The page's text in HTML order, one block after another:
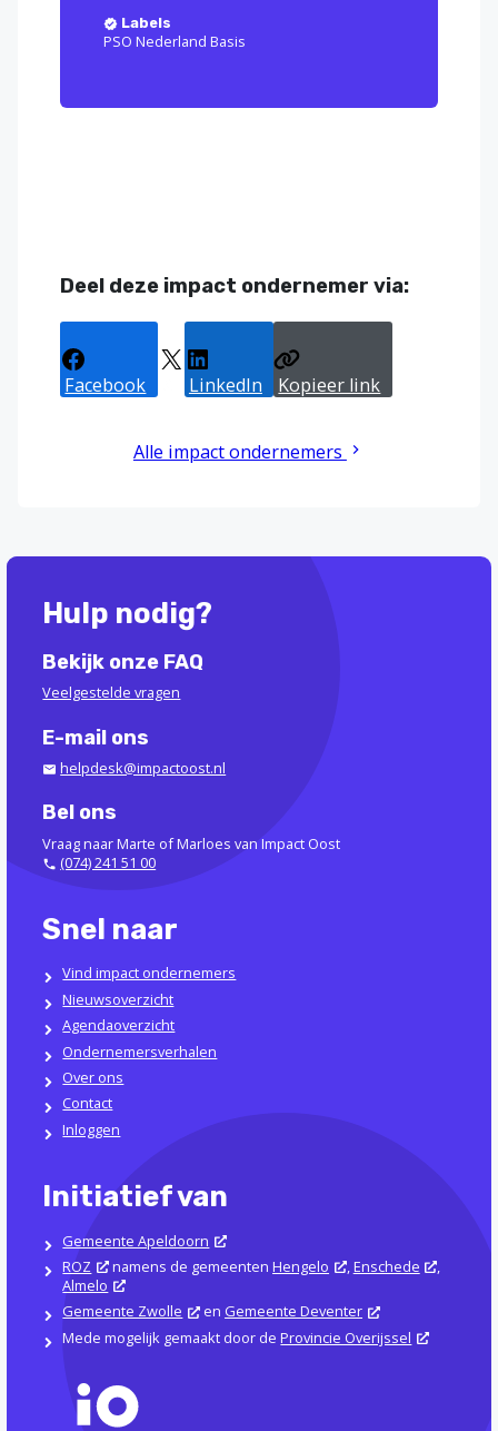
Labels
PSO Nederland Basis
Deel deze impact ondernemer via:
Facebook LinkedIn Kopieer link
Alle impact ondernemers
Hulp nodig?
Bekijk onze FAQ
Veelgestelde vragen
E-mail ons
helpdesk@impactoost.nl
Bel ons
Vraag naar Marte of Marloes van Impact Oost
(074) 241 51 00
Snel naar
Vind impact ondernemers
Nieuwsoverzicht
Agendaoverzicht
Ondernemersverhalen
Over ons
Contact
Inloggen
Initiatief van
Gemeente Apeldoorn
ROZ
namens de gemeentenHengelo ,Enschede
,
Almelo
Gemeente Zwolle
en Gemeente Deventer
Mede mogelijk gemaakt door deProvincie Overijssel